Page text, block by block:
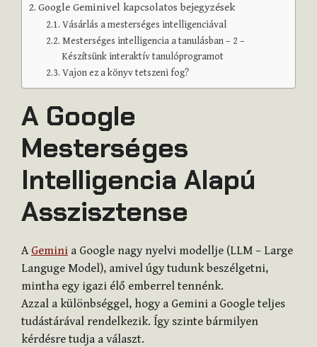
Google Geminivel kapcsolatos bejegyzések
Vásárlás a mesterséges intelligenciával
Mesterséges intelligencia a tanulásban – 2 –
Készítsünk interaktív tanulóprogramot
Vajon ez a könyv tetszeni fog?
A Google
Mesterséges
Intelligencia Alapú
Asszisztense
A Gemini a Google nagy nyelvi modellje (LLM – Large
Languge Model), amivel úgy tudunk beszélgetni,
mintha egy igazi élő emberrel tennénk.
Azzal a különbséggel, hogy a Gemini a Google teljes
tudástárával rendelkezik. Így szinte bármilyen
kérdésre tudja a választ.